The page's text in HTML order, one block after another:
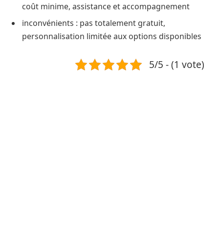
coût minime, assistance et accompagnement
inconvénients : pas totalement gratuit,
personnalisation limitée aux options disponibles
5/5 - (1 vote)